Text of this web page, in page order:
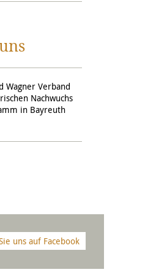
Wagner Verband
Nachwuchs
in Bayreuth
uns auf Facebook